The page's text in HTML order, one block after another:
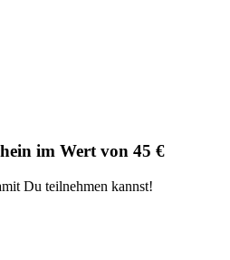
im Wert von 45 €
Du teilnehmen kannst!